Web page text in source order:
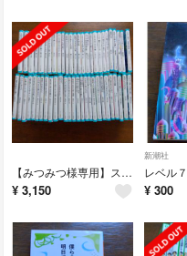
【みつみつ様専用】スターツ出版文庫 青春小説44冊
¥ 3,150
新潮社
レベル７
¥ 300